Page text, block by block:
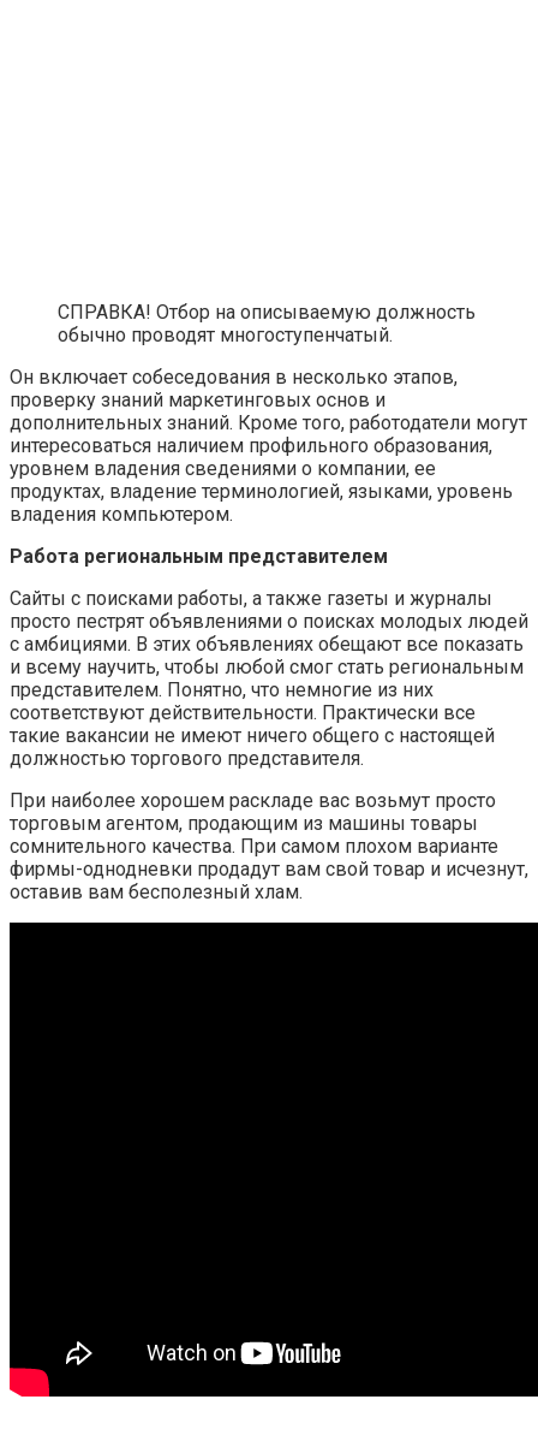
СПРАВКА! Отбор на описываемую должность
обычно проводят многоступенчатый.
Он включает собеседования в несколько этапов,
проверку знаний маркетинговых основ и
дополнительных знаний. Кроме того, работодатели могут
интересоваться наличием профильного образования,
уровнем владения сведениями о компании, ее
продуктах, владение терминологией, языками, уровень
владения компьютером.
Работа региональным представителем
Сайты с поисками работы, а также газеты и журналы
просто пестрят объявлениями о поисках молодых людей
с амбициями. В этих объявлениях обещают все показать
и всему научить, чтобы любой смог стать региональным
представителем. Понятно, что немногие из них
соответствуют действительности. Практически все
такие вакансии не имеют ничего общего с настоящей
должностью торгового представителя.
При наиболее хорошем раскладе вас возьмут просто
торговым агентом, продающим из машины товары
сомнительного качества. При самом плохом варианте
фирмы-однодневки продадут вам свой товар и исчезнут,
оставив вам бесполезный хлам.